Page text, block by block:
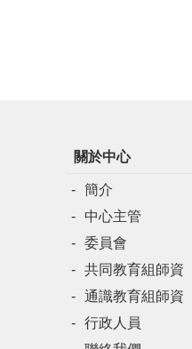
關於中心
簡介
中心主管
委員會
共同教育組師資
通識教育組師資
行政人員